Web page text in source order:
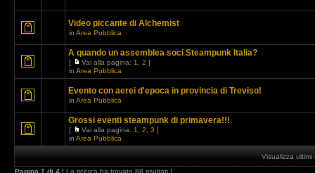
Video piccante di Alchemist
in Area Pubblica
A quando un assemblea soci Steampunk Italia?
[ Vai alla pagina: 1 2 ]
in Area Pubblica
Evento con aerei d'epoca in provincia di Treviso!
in Area Pubblica
Grossi eventi steampunk di primavera!!!
[ Vai alla pagina: 1 2 3 ]
in Area Pubblica
Visualizza ultimi
Pagina 1 di 4 [ La ricerca ha trovato 88 risultati ]